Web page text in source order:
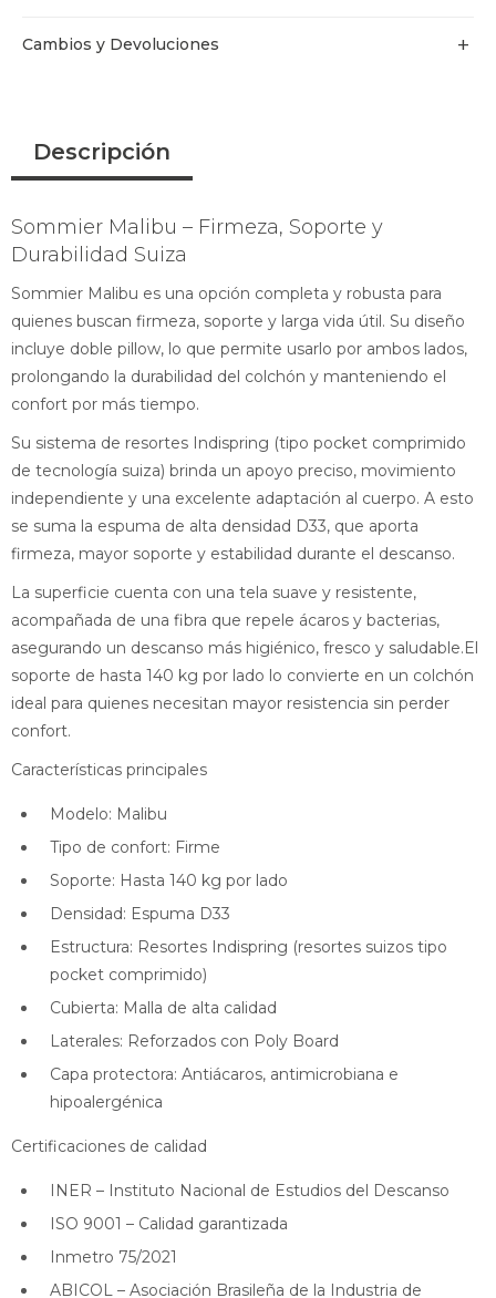
Cambios y Devoluciones
Descripción
Sommier Malibu – Firmeza, Soporte y
Durabilidad Suiza
Sommier Malibu es una opción completa y robusta para
quienes buscan firmeza, soporte y larga vida útil. Su diseño
incluye doble pillow, lo que permite usarlo por ambos lados,
prolongando la durabilidad del colchón y manteniendo el
confort por más tiempo.
Su sistema de resortes Indispring (tipo pocket comprimido
de tecnología suiza) brinda un apoyo preciso, movimiento
independiente y una excelente adaptación al cuerpo. A esto
se suma la espuma de alta densidad D33, que aporta
firmeza, mayor soporte y estabilidad durante el descanso.
La superficie cuenta con una tela suave y resistente,
acompañada de una fibra que repele ácaros y bacterias,
asegurando un descanso más higiénico, fresco y saludable.El
soporte de hasta 140 kg por lado lo convierte en un colchón
ideal para quienes necesitan mayor resistencia sin perder
confort.
Características principales
Modelo: Malibu
Tipo de confort: Firme
Soporte: Hasta 140 kg por lado
Densidad: Espuma D33
Estructura: Resortes Indispring (resortes suizos tipo
pocket comprimido)
Cubierta: Malla de alta calidad
Laterales: Reforzados con Poly Board
Capa protectora: Antiácaros, antimicrobiana e
hipoalergénica
Certificaciones de calidad
INER – Instituto Nacional de Estudios del Descanso
ISO 9001 – Calidad garantizada
Inmetro 75/2021
ABICOL – Asociación Brasileña de la Industria de